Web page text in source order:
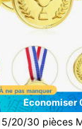
Économiser
doré pour les vainqueurs de compétitions sportives, médailles de la torche dorée, médailles de